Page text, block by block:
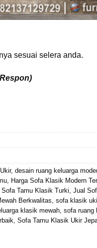
sesuai selera anda.
, desain ruang keluarga
Harga Sofa Klasik Modern
Tamu Klasik Turki Jual
Berkwalitas sofa klasik
klasik mewah sofa ruang
Sofa Tamu Klasik Ukir